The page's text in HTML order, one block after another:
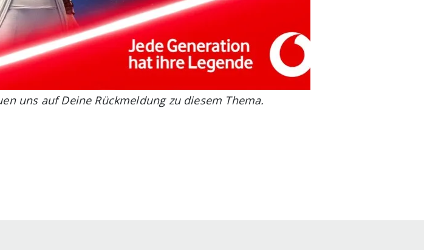
uns auf Deine Rückmeldung zu diesem Thema.